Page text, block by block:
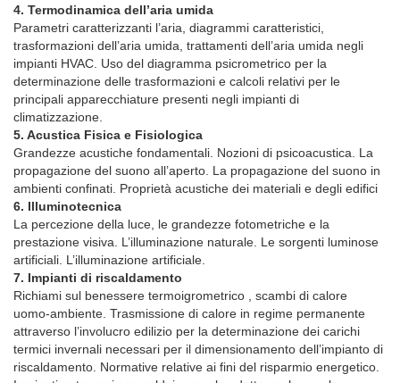
4. Termodinamica dell’aria umida
Parametri caratterizzanti l’aria, diagrammi caratteristici,
trasformazioni dell’aria umida, trattamenti dell’aria umida negli
impianti HVAC. Uso del diagramma psicrometrico per la
determinazione delle trasformazioni e calcoli relativi per le
principali apparecchiature presenti negli impianti di
climatizzazione.
5. Acustica Fisica e Fisiologica
Grandezze acustiche fondamentali. Nozioni di psicoacustica. La
propagazione del suono all’aperto. La propagazione del suono in
ambienti confinati. Proprietà acustiche dei materiali e degli edifici
6. Illuminotecnica
La percezione della luce, le grandezze fotometriche e la
prestazione visiva. L’illuminazione naturale. Le sorgenti luminose
artificiali. L’illuminazione artificiale.
7. Impianti di riscaldamento
Richiami sul benessere termoigrometrico , scambi di calore
uomo-ambiente. Trasmissione di calore in regime permanente
attraverso l’involucro edilizio per la determinazione dei carichi
termici invernali necessari per il dimensionamento dell’impianto di
riscaldamento. Normative relative ai fini del risparmio energetico.